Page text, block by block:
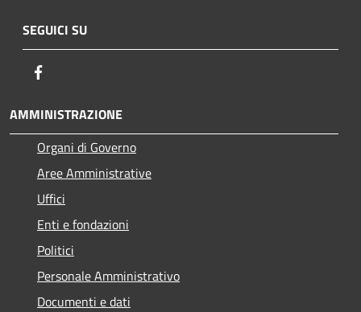
SEGUICI SU
AMMINISTRAZIONE
Organi di Governo
Aree Amministrative
Uffici
Enti e fondazioni
Politici
Personale Amministrativo
Documenti e dati